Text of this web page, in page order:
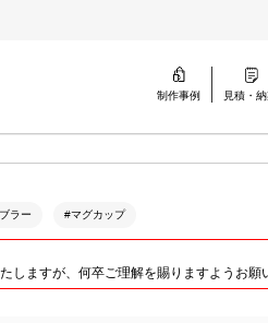
制作事例
見積・
ラー #マグカップ
ますが、何卒ご理解を賜りますようお願